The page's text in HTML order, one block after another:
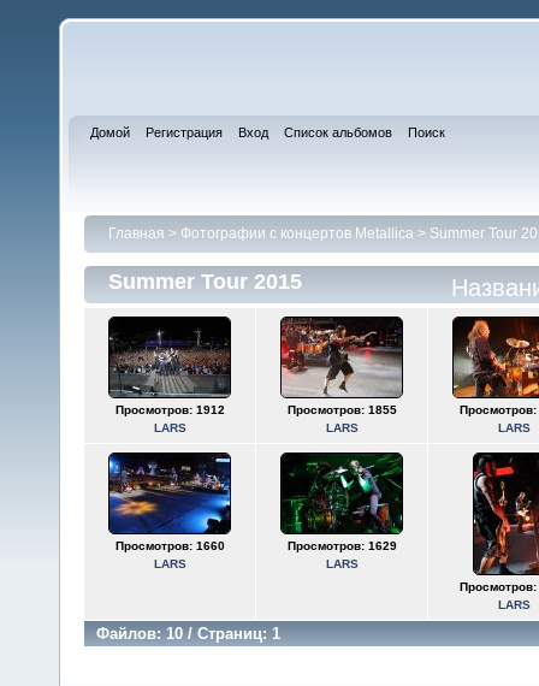
Домой Регистрация Вход Список альбомов Поиск
Главная > Фотографии с концертов Metallica > Summer Tour
Summer Tour 2015
Просмотров: 1912
LARS
Просмотров: 1855
LARS
Просмотров:
LARS
Просмотров: 1660
LARS
Просмотров: 1629
LARS
Просмотров:
LARS
Файлов: 10 / Страниц: 1